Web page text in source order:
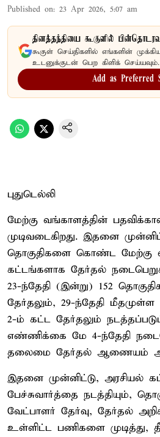
Published on: 23 Apr 2026, 5:07 am
தினத்தந்தியை கூகுளில்
கூகுள் செய்திகளில் எங்களின்
உடனுக்குடன் பெற கிளிக் செய்யவும்.
Add as Preferred
புதுடெல்லி
மேற்கு வங்காளத்தின்
முடிவடைகிறது. இதனை
தொகுதிகளை கொண்ட மேற்கு
கட்டங்களாக தேர்தல்
23-ந்தேதி (இன்று) 152
தேர்தலும், 29-ந்தேதி மீதமுள்ள
2-ம் கட்ட தேர்தலும்
எண்ணிக்கை மே 4-ந்தேதி
தலைமை தேர்தல் ஆணையம்
இதனை முன்னிட்டு, அரசியல்
பேச்சுவார்த்தை நடத்தியும்,
வேட்பாளர் தேர்வு, தேர்தல்
உள்ளிட்ட பணிகளை முடித்து,